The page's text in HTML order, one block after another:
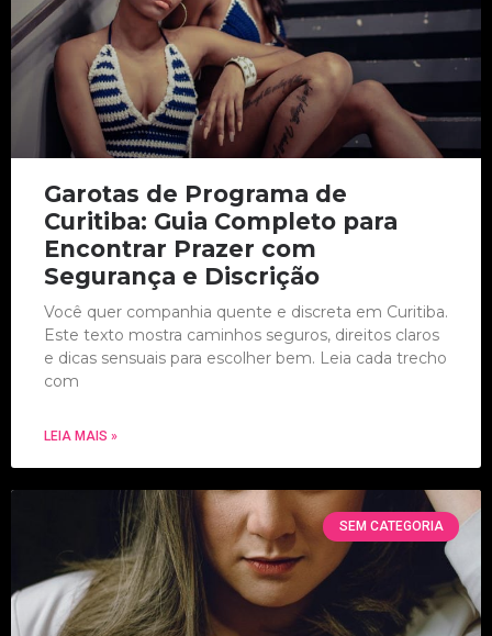
Garotas de Programa de
Curitiba: Guia Completo para
Encontrar Prazer com
Segurança e Discrição
Você quer companhia quente e discreta em Curitiba.
Este texto mostra caminhos seguros, direitos claros
e dicas sensuais para escolher bem. Leia cada trecho
com
LEIA MAIS »
SEM CATEGORIA